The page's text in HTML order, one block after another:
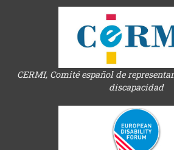
CERMI, Comité español de
discapacidad